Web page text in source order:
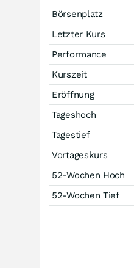
Börsenplatz
Letzter Kurs
Performance
Kurszeit
Eröffnung
Tageshoch
Tagestief
Vortageskurs
52-Wochen Hoch
52-Wochen Tief